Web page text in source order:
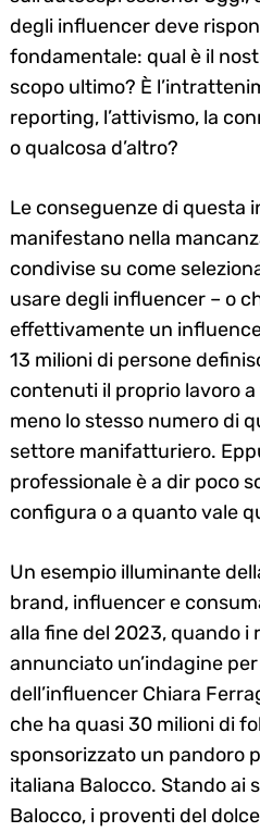
degli influencer deve
fondamentale: qual è il
scopo ultimo? È
reporting, l’attivismo, la
o qualcosa d’altro?
Le conseguenze di questa
manifestano nella
condivise su come
usare degli influencer – o
effettivamente un
13 milioni di persone
contenuti il proprio lavoro
meno lo stesso numero di
settore manifatturiero.
professionale è a dir poco
configura o a quanto vale
Un esempio illuminante
brand, influencer e
alla fine del 2023, quando
annunciato un’indagine
dell’influencer Chiara
che ha quasi 30 milioni di
sponsorizzato un pandoro
italiana Balocco. Stando ai
Balocco, i proventi del